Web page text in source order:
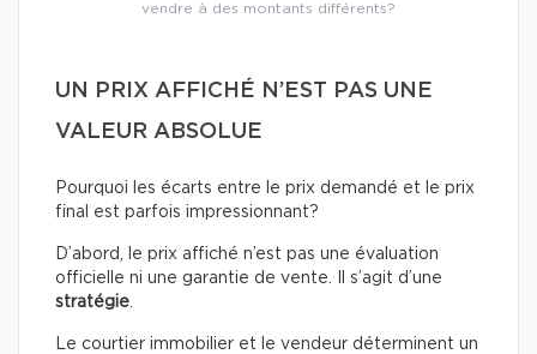
vendre à des montants différents?
UN PRIX AFFICHÉ N’EST PAS UNE
VALEUR ABSOLUE
Pourquoi les écarts entre le prix demandé et le prix
final est parfois impressionnant?
D’abord, le prix affiché n’est pas une évaluation
officielle ni une garantie de vente. Il s’agit d’une
stratégie.
Le courtier immobilier et le vendeur déterminent un